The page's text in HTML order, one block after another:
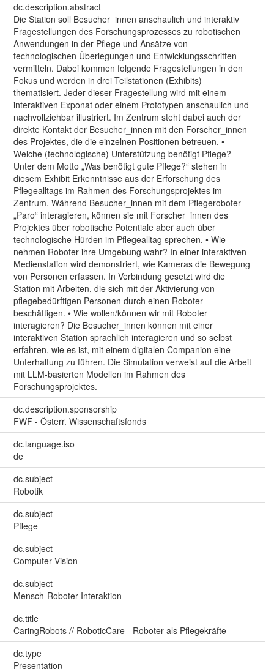
dc.description.abstract
Die Station soll Besucher_innen anschaulich und interaktiv
Fragestellungen des Forschungsprozesses zu robotischen
Anwendungen in der Pflege und Ansätze von
technologischen Überlegungen und Entwicklungsschritten
vermitteln. Dabei kommen folgende Fragestellungen in den
Fokus und werden in drei Teilstationen (Exhibits)
thematisiert. Jeder dieser Fragestellung wird mit einem
interaktiven Exponat oder einem Prototypen anschaulich und
nachvollziehbar illustriert. Im Zentrum steht dabei auch der
direkte Kontakt der Besucher_innen mit den Forscher_innen
des Projektes, die die einzelnen Positionen betreuen. •
Welche (technologische) Unterstützung benötigt Pflege?
Unter dem Motto „Was benötigt gute Pflege?“ stehen in
diesem Exhibit Erkenntnisse aus der Erforschung des
Pflegealltags im Rahmen des Forschungsprojektes im
Zentrum. Während Besucher_innen mit dem Pflegeroboter
„Paro“ interagieren, können sie mit Forscher_innen des
Projektes über robotische Potentiale aber auch über
technologische Hürden im Pflegealltag sprechen. • Wie
nehmen Roboter ihre Umgebung wahr? In einer interaktiven
Medienstation wird demonstriert, wie Kameras die Bewegung
von Personen erfassen. In Verbindung gesetzt wird die
Station mit Arbeiten, die sich mit der Aktivierung von
pflegebedürftigen Personen durch einen Roboter
beschäftigen. • Wie wollen/können wir mit Roboter
interagieren? Die Besucher_innen können mit einer
interaktiven Station sprachlich interagieren und so selbst
erfahren, wie es ist, mit einem digitalen Companion eine
Unterhaltung zu führen. Die Simulation verweist auf die Arbeit
mit LLM-basierten Modellen im Rahmen des
Forschungsprojektes.
dc.description.sponsorship
FWF - Österr. Wissenschaftsfonds
dc.language.iso
de
dc.subject
Robotik
dc.subject
Pflege
dc.subject
Computer Vision
dc.subject
Mensch-Roboter Interaktion
dc.title
CaringRobots // RoboticCare - Roboter als Pflegekräfte
dc.type
Presentation